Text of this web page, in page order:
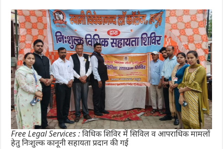
Free Legal Services : विधिक शिविर में सिविल व आपराधिक मामलों
हेतु निःशुल्क कानूनी सहायता प्रदान की गई